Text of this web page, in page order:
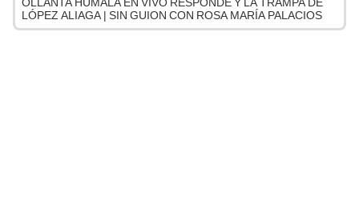
LÓPEZ ALIAGA | SIN GUION CON ROSA MARÍA PALACIOS